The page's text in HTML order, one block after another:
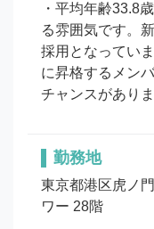
・平均年齢33.8
る雰囲気です。
採用となってい
に昇格するメン
チャンスがありま
勤務地
東京都港区虎ノ
ワー 28階